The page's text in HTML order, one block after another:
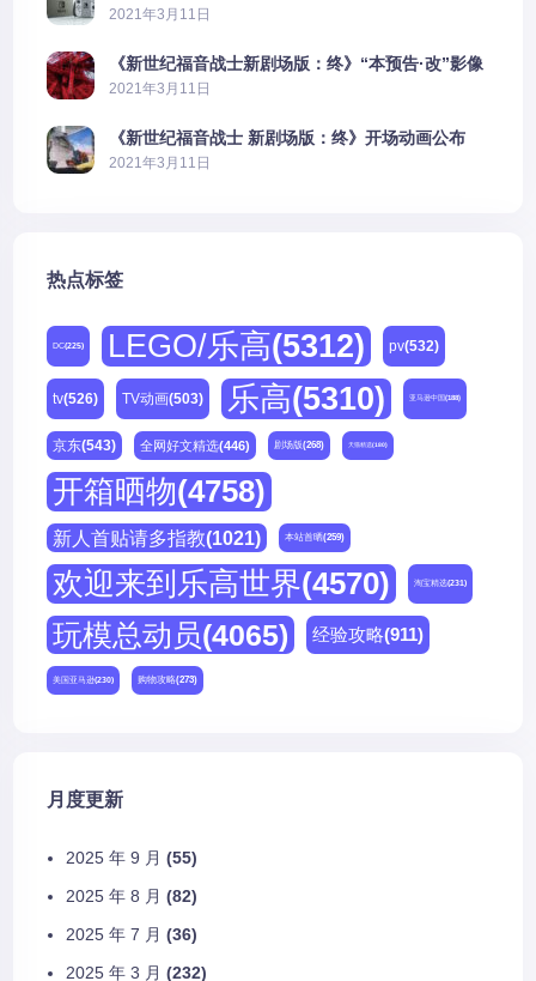
2021年3月11日
《新世纪福音战士新剧场版：终》“本预告·改”影像
公开
2021年3月11日
《新世纪福音战士 新剧场版：终》开场动画公布
2021年3月11日
热点标签
DC(225) LEGO/乐高(5312) pv(532)
tv(526) TV动画(503) 乐高(5310) 亚马逊中国(188)
京东(543) 全网好文精选(446) 剧场版(268) 天猫精选(180)
开箱晒物(4758)
新人首贴请多指教(1021) 本站首晒(259)
欢迎来到乐高世界(4570) 淘宝精选(231)
玩模总动员(4065) 经验攻略(911)
美国亚马逊(230) 购物攻略(273)
月度更新
2025 年 9 月 (55)
2025 年 8 月 (82)
2025 年 7 月 (36)
2025 年 3 月 (232)